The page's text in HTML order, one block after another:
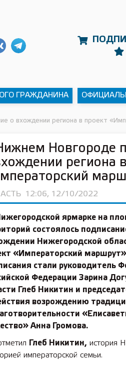
ГРАЖДАНИНА
о вхождении региона в проект
Новгороде
региона
12:06, 12/10/2022
ярмарке на
состоялось
Нижегородской
«Императорский
стали руководитель
Федерации Зарина
Глеб Никитин и
возрождению
Анна Громова.
Глеб Никитин, история
императорской семьи.